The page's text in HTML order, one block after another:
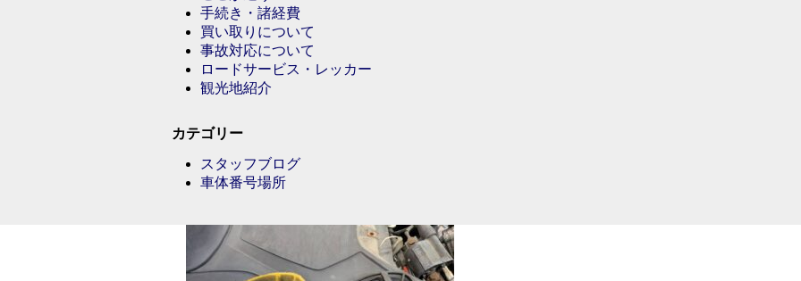
手続き・諸経費
買い取りについて
事故対応について
ロードサービス・レッカー
観光地紹介
カテゴリー
スタッフブログ
車体番号場所